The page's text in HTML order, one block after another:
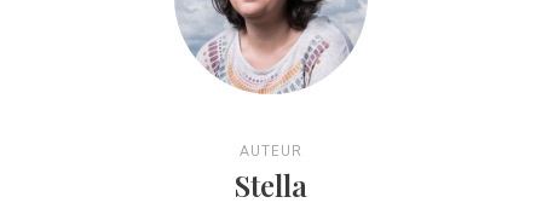
AUTEUR
Stella